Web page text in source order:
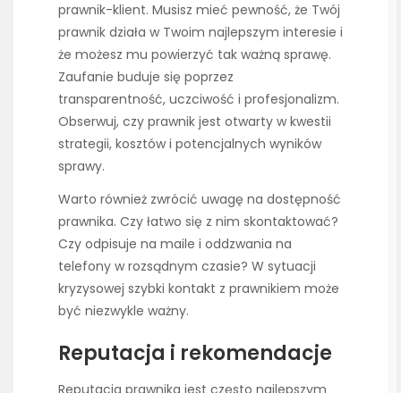
prawnik-klient. Musisz mieć pewność, że Twój
prawnik działa w Twoim najlepszym interesie i
że możesz mu powierzyć tak ważną sprawę.
Zaufanie buduje się poprzez
transparentność, uczciwość i profesjonalizm.
Obserwuj, czy prawnik jest otwarty w kwestii
strategii, kosztów i potencjalnych wyników
sprawy.
Warto również zwrócić uwagę na dostępność
prawnika. Czy łatwo się z nim skontaktować?
Czy odpisuje na maile i oddzwania na
telefony w rozsądnym czasie? W sytuacji
kryzysowej szybki kontakt z prawnikiem może
być niezwykle ważny.
Reputacja i rekomendacje